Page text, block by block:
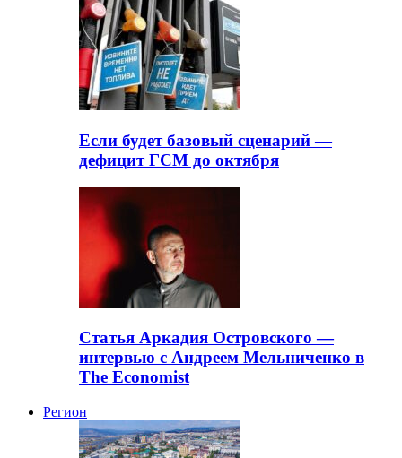
Если будет базовый сценарий —
дефицит ГСМ до октября
Статья Аркадия Островского —
интервью с Андреем Мельниченко в
The Economist
Регион